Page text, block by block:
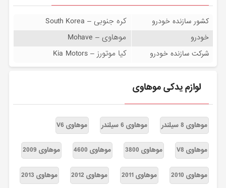
کشور سازنده خودرو کره جنوبی – South Korea
خودرو موهاوی – Mohave
شرکت سازنده خودرو کیا موتورز – Kia Motors
لوازم یدکی موهاوی
موهاوی 8 سیلندر موهاوی 6 سیلندر موهاوی V6
موهاوی V8 موهاوی 3800 موهاوی 4600 موهاوی 2009
موهاوی 2010 موهاوی 2011 موهاوی 2012 موهاوی 2013